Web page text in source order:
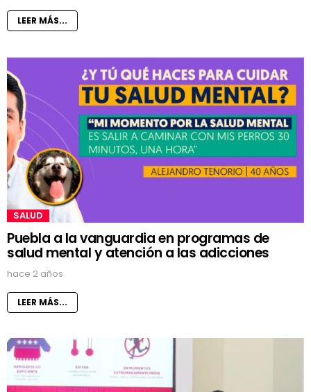
LEER MÁS...
SALUD
Puebla a la vanguardia en programas de
salud mental y atención a las adicciones
hace 2 años
LEER MÁS...